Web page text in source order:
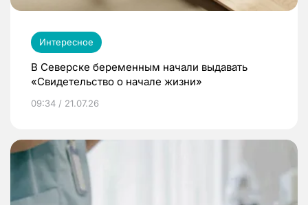
Интересное
В Северске беременным начали выдавать
«Свидетельство о начале жизни»
09:34 / 21.07.26